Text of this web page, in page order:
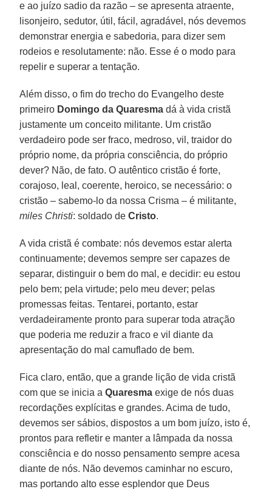
e ao juízo sadio da razão – se apresenta atraente,
lisonjeiro, sedutor, útil, fácil, agradável, nós devemos
demonstrar energia e sabedoria, para dizer sem
rodeios e resolutamente: não. Esse é o modo para
repelir e superar a tentação.
Além disso, o fim do trecho do Evangelho deste
primeiro Domingo da Quaresma dá à vida cristã
justamente um conceito militante. Um cristão
verdadeiro pode ser fraco, medroso, vil, traidor do
próprio nome, da própria consciência, do próprio
dever? Não, de fato. O autêntico cristão é forte,
corajoso, leal, coerente, heroico, se necessário: o
cristão – sabemo-lo da nossa Crisma – é militante,
miles Christi: soldado deCristo.
A vida cristã é combate: nós devemos estar alerta
continuamente; devemos sempre ser capazes de
separar, distinguir o bem do mal, e decidir: eu estou
pelo bem; pela virtude; pelo meu dever; pelas
promessas feitas. Tentarei, portanto, estar
verdadeiramente pronto para superar toda atração
que poderia me reduzir a fraco e vil diante da
apresentação do mal camuflado de bem.
Fica claro, então, que a grande lição de vida cristã
com que se inicia aQuaresma exige de nós duas
recordações explícitas e grandes. Acima de tudo,
devemos ser sábios, dispostos a um bom juízo, isto é,
prontos para refletir e manter a lâmpada da nossa
consciência e do nosso pensamento sempre acesa
diante de nós. Não devemos caminhar no escuro,
mas portando alto esse esplendor que Deus